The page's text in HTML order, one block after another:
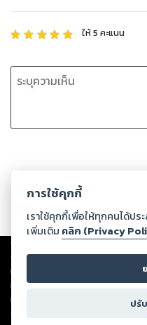
ให้5 คะแนน
Copyright ©2026Storylog Co.,
ต่อผลงานหรือเนื้อหาใดที่อัปโหลดผ่า
ทรัพย์สินทางปัญญาของบุคคลอื่นหรื
ทุกท่านโปรดใช้วิจารณญาณในการก
หนึ่งส่วนใดขัดต่อกฎหมายและศีลธรร
ดำเนินการในทันที ทั้งนี้ ทางสตอรี่ล็
การใช้คุกกี้
เราใช้คุกกี้เพื่อให้ทุกคนได้ป
เพิ่มเติม คลิก (Privacy
ปรั